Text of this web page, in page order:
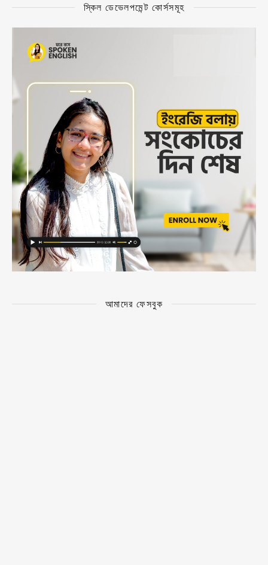
স্কিল ডেভেলপমেন্ট কোর্সসমূহ
আমাদের ফেসবুক